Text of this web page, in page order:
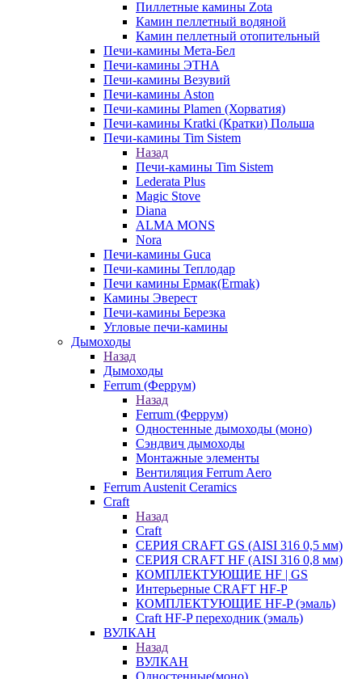
Пиллетные камины Zota
Камин пеллетный водяной
Камин пеллетный отопительный
Печи-камины Мета-Бел
Печи-камины ЭТНА
Печи-камины Везувий
Печи-камины Aston
Печи-камины Plamen (Хорватия)
Печи-камины Kratki (Кратки) Польша
Печи-камины Tim Sistem
Назад
Печи-камины Tim Sistem
Lederata Plus
Magic Stove
Diana
ALMA MONS
Nora
Печи-камины Guca
Печи-камины Теплодар
Печи камины Ермак(Ermak)
Камины Эверест
Печи-камины Березка
Угловые печи-камины
Дымоходы
Назад
Дымоходы
Ferrum (Феррум)
Назад
Ferrum (Феррум)
Одностенные дымоходы (моно)
Сэндвич дымоходы
Монтажные элементы
Вентиляция Ferrum Aero
Ferrum Austenit Ceramics
Craft
Назад
Craft
СЕРИЯ CRAFT GS (AISI 316 0,5 мм)
СЕРИЯ CRAFT HF (AISI 316 0,8 мм)
КОМПЛЕКТУЮЩИЕ HF | GS
Интерьерные CRAFT HF-P
КОМПЛЕКТУЮЩИЕ HF-P (эмаль)
Craft HF-P переходник (эмаль)
ВУЛКАН
Назад
ВУЛКАН
Одностенные(моно)